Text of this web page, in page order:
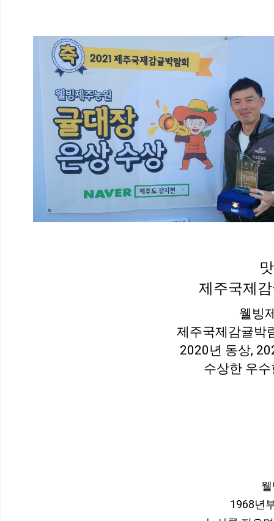
제주국제
웰빙
제주국제감귤박
2020년 동상,
수상한 우
1968년